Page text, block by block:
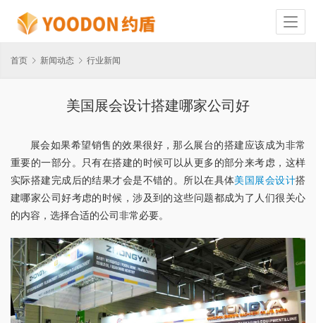
首页 新闻动态 行业新闻
美国展会设计搭建哪家公司好
展会如果希望销售的效果很好，那么展台的搭建应该成为非常
重要的一部分。只有在搭建的时候可以从更多的部分来考虑，这样
实际搭建完成后的结果才会是不错的。所以在具体美国展会设计搭
建哪家公司好考虑的时候，涉及到的这些问题都成为了人们很关心
的内容，选择合适的公司非常必要。